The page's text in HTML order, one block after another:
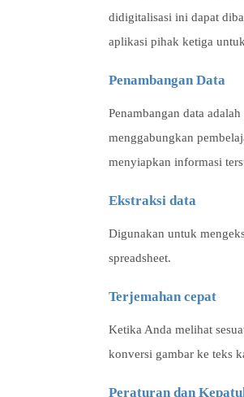
didigitalisasi ini dapat
aplikasi pihak ketiga
Penambangan Data
Penambangan data
menggabungkan
menyiapkan informasi
Ekstraksi data
Digunakan untuk
spreadsheet.
Terjemahan cepat
Ketika Anda melihat
konversi gambar ke teks
Peraturan dan